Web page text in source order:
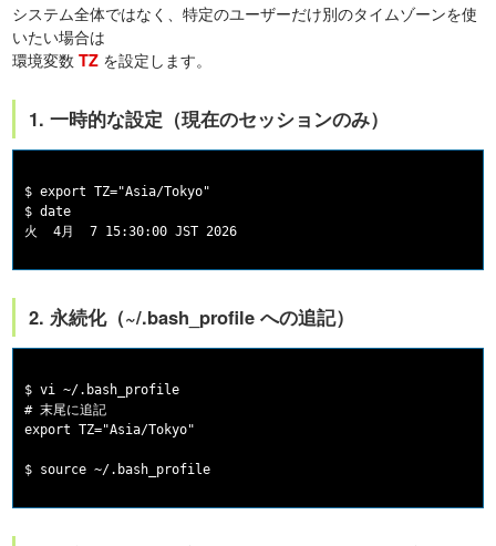
システム全体ではなく、特定のユーザーだけ別のタイムゾーンを使
いたい場合は
環境変数TZ を設定します。
1. 一時的な設定（現在のセッションのみ）
$ export TZ="Asia/Tokyo"
$ date
2. 永続化（~/.bash_profile への追記）
$ vi ~/.bash_profile
# 末尾に追記
export TZ="Asia/Tokyo"